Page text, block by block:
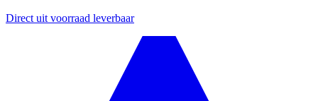
Direct uit voorraad leverbaar